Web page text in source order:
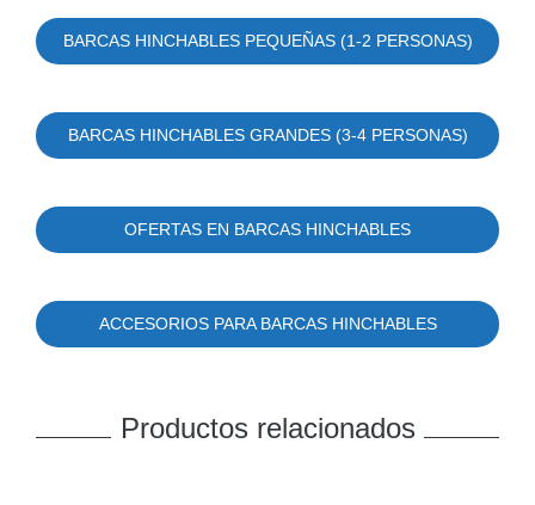
BARCAS HINCHABLES PEQUEÑAS (1-2 PERSONAS)
BARCAS HINCHABLES GRANDES (3-4 PERSONAS)
OFERTAS EN BARCAS HINCHABLES
ACCESORIOS PARA BARCAS HINCHABLES
Productos relacionados